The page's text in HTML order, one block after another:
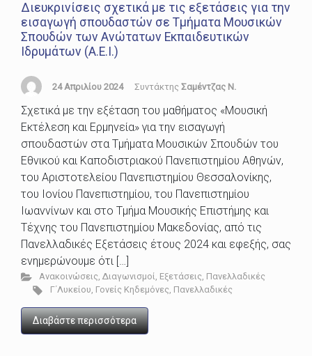
Διευκρινίσεις σχετικά με τις εξετάσεις για την
εισαγωγή σπουδαστών σε Τμήματα Μουσικών
Σπουδών των Ανώτατων Εκπαιδευτικών
Ιδρυμάτων (Α.Ε.Ι.)
24 Απριλίου 2024 Συντάκτης Σαμέντζας Ν.
Σχετικά με την εξέταση του μαθήματος «Μουσική
Εκτέλεση και Ερμηνεία» για την εισαγωγή
σπουδαστών στα Τμήματα Μουσικών Σπουδών του
Εθνικού και Καποδιστριακού Πανεπιστημίου Αθηνών,
του Αριστοτελείου Πανεπιστημίου Θεσσαλονίκης,
του Ιονίου Πανεπιστημίου, του Πανεπιστημίου
Ιωαννίνων και στο Τμήμα Μουσικής Επιστήµης και
Τέχνης του Πανεπιστηµίου Μακεδονίας, από τις
Πανελλαδικές Εξετάσεις έτους 2024 και εφεξής, σας
ενημερώνουμε ότι […]
Ανακοινώσεις, Διαγωνισμοί, Εξετάσεις, Πανελλαδικές
Γ΄Λυκείου, Γονείς Κηδεμόνες, Πανελλαδικές
Διαβάστε περισσότερα